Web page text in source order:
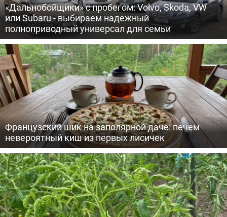
«Дальнобойщики» с пробегом: Volvo, Skoda, VW
или Subaru - выбираем надежный
полноприводный универсал для семьи
Французский шик на заполярной даче: печем
невероятный киш из первых лисичек